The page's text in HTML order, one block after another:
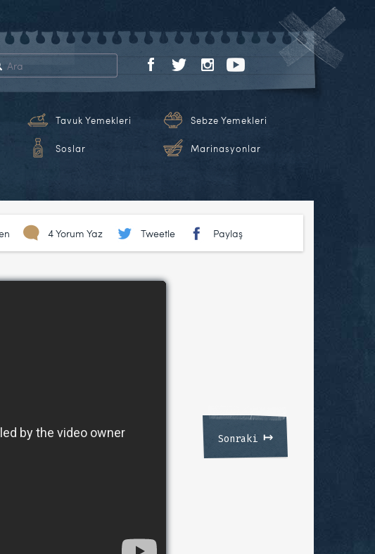
Tavuk Yemekleri Sebze Yemekleri
Soslar Marinasyonlar
4 Yorum Yaz Tweetle Paylaş
Sonraki ↦